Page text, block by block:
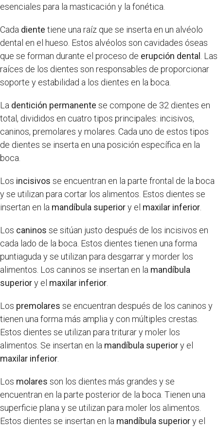
esenciales para la masticación y la fonética.
Cada diente tiene una raíz que se inserta en un alvéolo
dental en el hueso. Estos alvéolos son cavidades óseas
que se forman durante el proceso de erupción dental
. Las
raíces de los dientes son responsables de proporcionar
soporte y estabilidad a los dientes en la boca.
La dentición permanente se compone de 32 dientes en
total, divididos en cuatro tipos principales: incisivos,
caninos, premolares y molares. Cada uno de estos tipos
de dientes se inserta en una posición específica en la
boca.
Los incisivos se encuentran en la parte frontal de la boca
y se utilizan para cortar los alimentos. Estos dientes se
insertan en la mandíbula superiory el maxilar inferior
Los caninos se sitúan justo después de los incisivos en
cada lado de la boca. Estos dientes tienen una forma
puntiaguda y se utilizan para desgarrar y morder los
alimentos. Los caninos se insertan en la mandíbula
superiory el maxilar inferior
Los premolares se encuentran después de los caninos y
tienen una forma más amplia y con múltiples crestas.
Estos dientes se utilizan para triturar y moler los
alimentos. Se insertan en la mandíbula superiory el
maxilar inferior
Los molares son los dientes más grandes y se
encuentran en la parte posterior de la boca. Tienen una
superficie plana y se utilizan para moler los alimentos.
Estos dientes se insertan en la mandíbula superiory el